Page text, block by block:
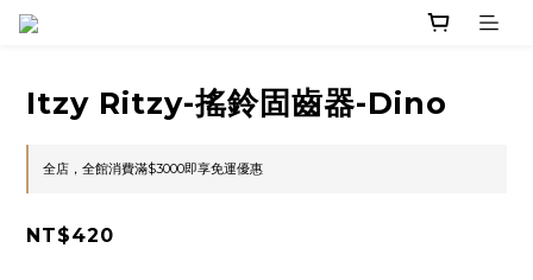
Itzy Ritzy-搖鈴固齒器-Dino
全店，全館消費滿$3000即享免運優惠
NT$420